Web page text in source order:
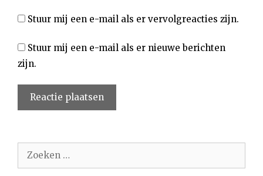
Stuur mij een e-mail als er vervolgreacties zijn.
Stuur mij een e-mail als er nieuwe berichten
zijn.
naar: